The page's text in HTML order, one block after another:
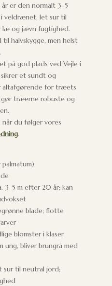
er den normalt 3–5
veldrænet, let sur til
læ og jævn fugtighed.
halvskygge, men helst
på god plads ved Vejle i
et sundt og
altafgørende for træets
træerne robuste og
når du følger vores
.
3–5 m efter 20 år; kan
blade; flotte
blomster i klaser
ung, bliver brungrå med
til neutral jord;